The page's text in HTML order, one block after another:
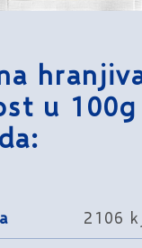
u 100g
2106